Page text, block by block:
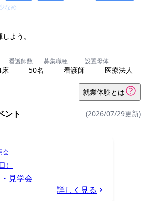
なめ
よう。
床
看護師数
50名
募集職種
看護師
設置母体
医療法人
就業体験とは
ント (2026/07/29更新)
会
）
見学会
詳しく見る